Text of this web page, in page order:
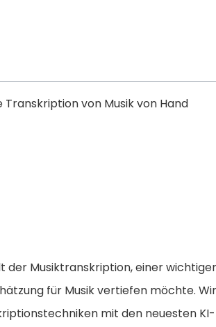
von Musik von Hand
Musiktranskription, einer
für Musik vertiefen möchte.
mit den neuesten